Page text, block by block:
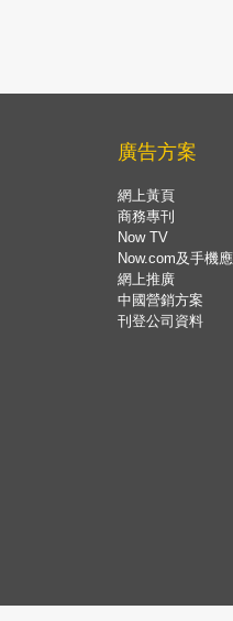
廣告方案
網上黃頁
商務專刊
Now TV
Now.com及手機
網上推廣
中國營銷方案
刊登公司資料